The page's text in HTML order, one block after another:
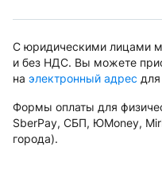
С юридическими лицами
и без НДС. Вы можете
на электронный адрес
Формы оплаты для
SberPay, СБП, ЮMoney,
города).